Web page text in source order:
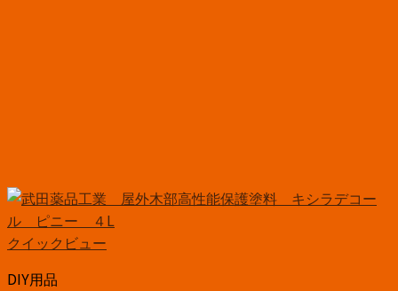
クイックビュー
DIY用品